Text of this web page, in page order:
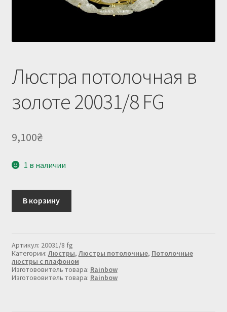
Люстра потолочная в
золоте 20031/8 FG
9,100₴
1 в наличии
товара
Люстра
золоте
20031/8
FG
В корзину
Артикул: 20031/8 fg
Категории: Люстры, Люстры потолочные, Потолочные
люстры с плафоном
Изготововитель товара: Rainbow
Изготововитель товара: Rainbow